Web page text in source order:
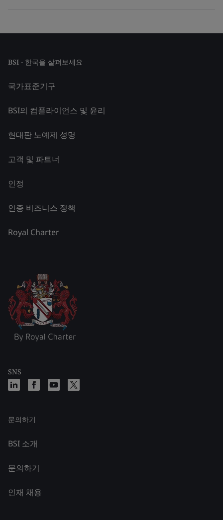
BSI - 한국을 살펴보세요
국가표준기구
BSI의 컴플라이언스 및 윤리
현대판 노예제 성명
고객 및 파트너
인정
인증 비즈니스 정책
Royal Charter
SNS
문의하기
BSI 소개
문의하기
인재 채용